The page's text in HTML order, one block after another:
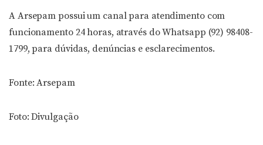
A Arsepam possui um canal para atendimento com
funcionamento 24 horas, através do Whatsapp (92) 98408-
1799, para dúvidas, denúncias e esclarecimentos.
Fonte: Arsepam
Foto: Divulgação